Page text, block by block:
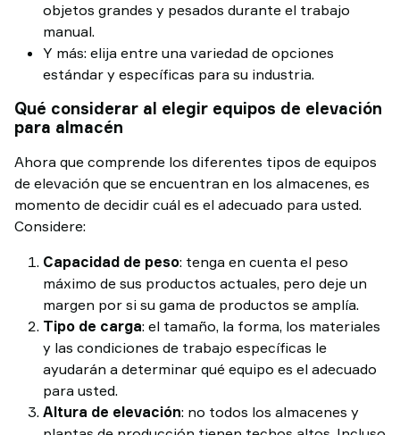
objetos grandes y pesados durante el trabajo
manual.
Y más: elija entre una variedad de opciones
estándar y específicas para su industria.
Qué considerar al elegir equipos de elevación
para almacén
Ahora que comprende los diferentes tipos de equipos
de elevación que se encuentran en los almacenes, es
momento de decidir cuál es el adecuado para usted.
Considere:
Capacidad de peso: tenga en cuenta el peso
máximo de sus productos actuales, pero deje un
margen por si su gama de productos se amplía.
Tipo de carga: el tamaño, la forma, los materiales
y las condiciones de trabajo específicas le
ayudarán a determinar qué equipo es el adecuado
para usted.
Altura de elevación: no todos los almacenes y